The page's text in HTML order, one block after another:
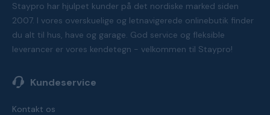
Staypro har hjulpet kunder på det nordiske marked siden
2007. I vores overskuelige og letnavigerede onlinebutik finder
du alt til hus, have og garage. God service og fleksible
leverancer er vores kendetegn - velkommen til Staypro!
Kundeservice
Kontakt os